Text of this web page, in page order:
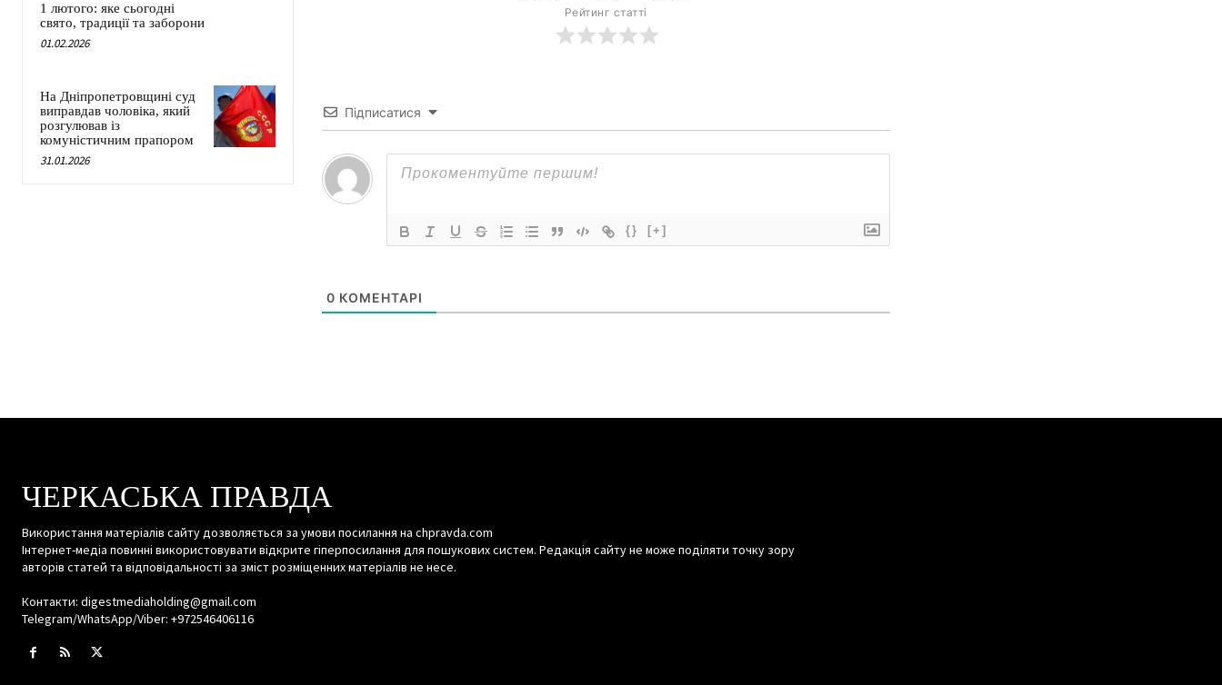
1 лютого: яке сьогодні
свято, традиції та заборони
01.02.2026
На Дніпропетровщині суд
виправдав чоловіка, який
розгулював із
комуністичним прапором
31.01.2026
Рейтинг статті
Підписатися
{} [+]
0 КОМЕНТАРІ
ЧЕРКАСЬКА ПРАВДА
Використання матеріалів сайту дозволяється за умови посилання на chpravda.com
Інтернет-медіа повинні використовувати відкрите гіперпосилання для пошукових систем. Редакція сайту не може поділяти точку зору
авторів статей та відповідальності за зміст розміщенних матеріалів не несе.
Контакти: digestmediaholding@gmail.com
Telegram/WhatsApp/Viber: +972546406116